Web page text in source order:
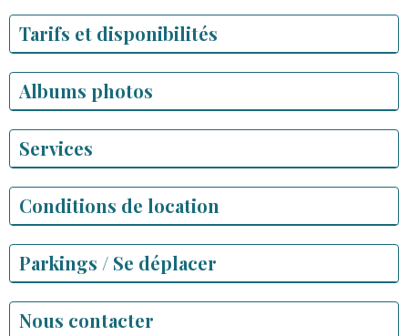
Tarifs et disponibilités
Albums photos
Services
Conditions de location
Parkings / Se déplacer
Nous contacter